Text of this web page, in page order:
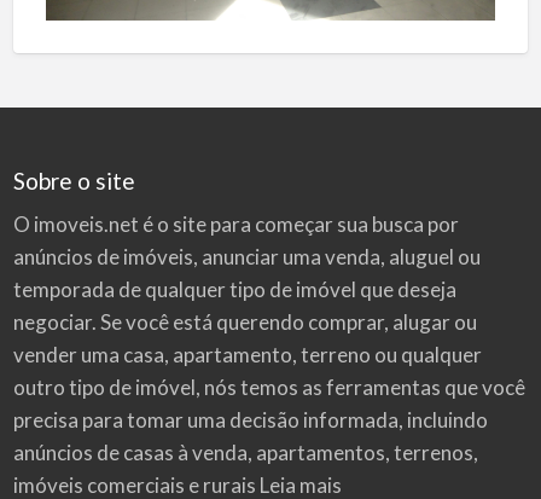
Sobre o site
O imoveis.net é o site para começar sua busca por
anúncios de imóveis, anunciar uma venda, aluguel ou
temporada de qualquer tipo de imóvel que deseja
negociar. Se você está querendo comprar, alugar ou
vender uma casa, apartamento, terreno ou qualquer
outro tipo de imóvel, nós temos as ferramentas que você
precisa para tomar uma decisão informada, incluindo
anúncios de casas à venda, apartamentos, terrenos,
imóveis comerciais e rurais Leia mais